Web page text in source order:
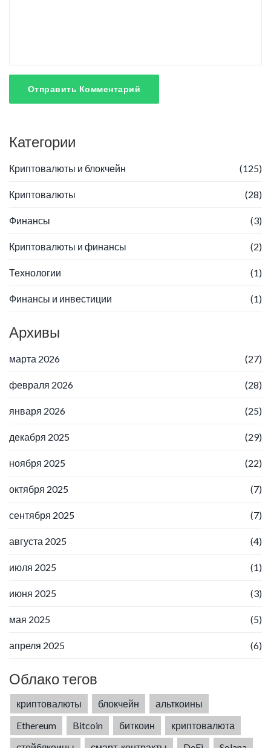
Отправить Комментарий
Категории
Криптовалюты и блокчейн (125)
Криптовалюты (28)
Финансы (3)
Криптовалюты и финансы (2)
Технологии (1)
Финансы и инвестиции (1)
Архивы
марта 2026 (27)
февраля 2026 (28)
января 2026 (25)
декабря 2025 (29)
ноября 2025 (22)
октября 2025 (7)
сентября 2025 (7)
августа 2025 (4)
июля 2025 (1)
июня 2025 (3)
мая 2025 (5)
апреля 2025 (6)
Облако тегов
криптовалюты блокчейн
альткоины
Ethereum
Bitcoin биткоин
криптовалюта